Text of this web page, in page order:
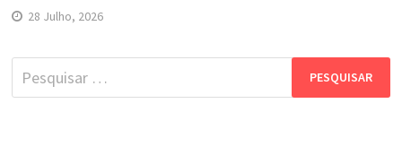
28 Julho, 2026
Pesquisar
por: